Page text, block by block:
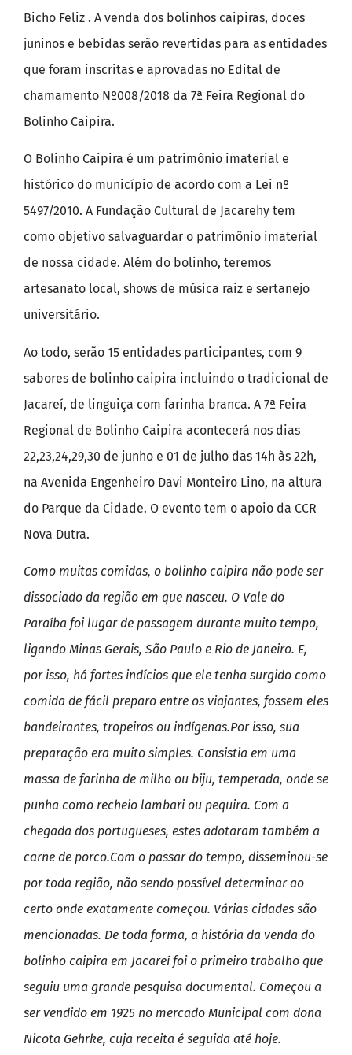
Bicho Feliz . A venda dos bolinhos caipiras, doces
juninos e bebidas serão revertidas para as entidades
que foram inscritas e aprovadas no Edital de
chamamento Nº008/2018 da 7ª Feira Regional do
Bolinho Caipira.
O Bolinho Caipira é um patrimônio imaterial e
histórico do município de acordo com a Lei nº
5497/2010. A Fundação Cultural de Jacarehy tem
como objetivo salvaguardar o patrimônio imaterial
de nossa cidade. Além do bolinho, teremos
artesanato local, shows de música raiz e sertanejo
universitário.
Ao todo, serão 15 entidades participantes, com 9
sabores de bolinho caipira incluindo o tradicional de
Jacareí, de linguiça com farinha branca. A 7ª Feira
Regional de Bolinho Caipira acontecerá nos dias
22,23,24,29,30 de junho e 01 de julho das 14h às 22h,
na Avenida Engenheiro Davi Monteiro Lino, na altura
do Parque da Cidade. O evento tem o apoio da CCR
Nova Dutra.
Como muitas comidas, o bolinho caipira não pode ser
dissociado da região em que nasceu. O Vale do
Paraíba foi lugar de passagem durante muito tempo,
ligando Minas Gerais, São Paulo e Rio de Janeiro. E,
por isso, há fortes indícios que ele tenha surgido como
comida de fácil preparo entre os viajantes, fossem eles
bandeirantes, tropeiros ou indígenas.Por isso, sua
preparação era muito simples. Consistia em uma
massa de farinha de milho ou biju, temperada, onde se
punha como recheio lambari ou pequira. Com a
chegada dos portugueses, estes adotaram também a
carne de porco.Com o passar do tempo, disseminou-se
por toda região, não sendo possível determinar ao
certo onde exatamente começou. Várias cidades são
mencionadas. De toda forma, a história da venda do
bolinho caipira em Jacareí foi o primeiro trabalho que
seguiu uma grande pesquisa documental. Começou a
ser vendido em 1925 no mercado Municipal com dona
Nicota Gehrke, cuja receita é seguida até hoje.